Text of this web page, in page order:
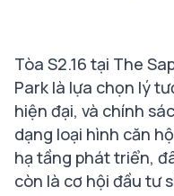
Tòa S2.16 tại The
Park là lựa chọn lý
hiện đại, và chính
dạng loại hình căn
hạ tầng phát triển,
còn là cơ hội đầu tư